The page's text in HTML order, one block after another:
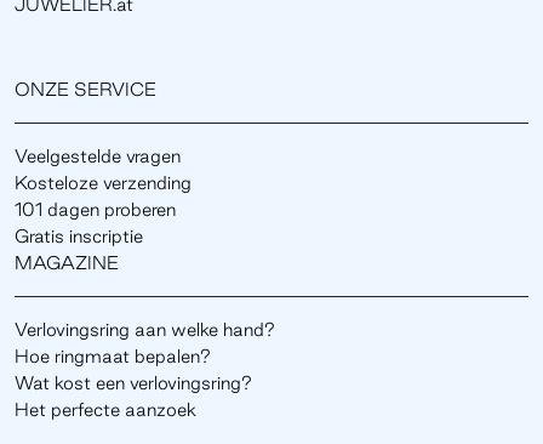
JUWELIER.at
ONZE SERVICE
Veelgestelde vragen
Kosteloze verzending
101 dagen proberen
Gratis inscriptie
MAGAZINE
Verlovingsring aan welke hand?
Hoe ringmaat bepalen?
Wat kost een verlovingsring?
Het perfecte aanzoek